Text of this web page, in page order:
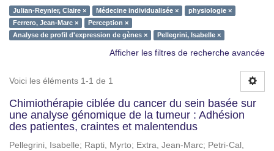
Julian-Reynier, Claire × Médecine individualisée ×
physiologie ×
Ferrero, Jean-Marc ×
Perception ×
Analyse de profil d'expression de gènes ×
Pellegrini, Isabelle ×
Afficher les filtres de recherche avancée
Voici les éléments 1-1 de 1
Chimiothérapie ciblée du cancer du sein basée sur
une analyse génomique de la tumeur : Adhésion
des patientes, craintes et malentendus
Pellegrini, Isabelle; Rapti, Myrto; Extra, Jean-Marc; Petri-Cal,